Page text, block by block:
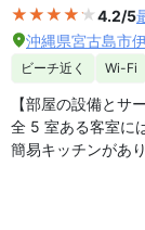
4.2/5
沖縄県宮古島市
ビーチ近く Wi-Fi
【部屋の設備とサ
全 5 室ある客室に
簡易キッチンがあ
は、専用のバル